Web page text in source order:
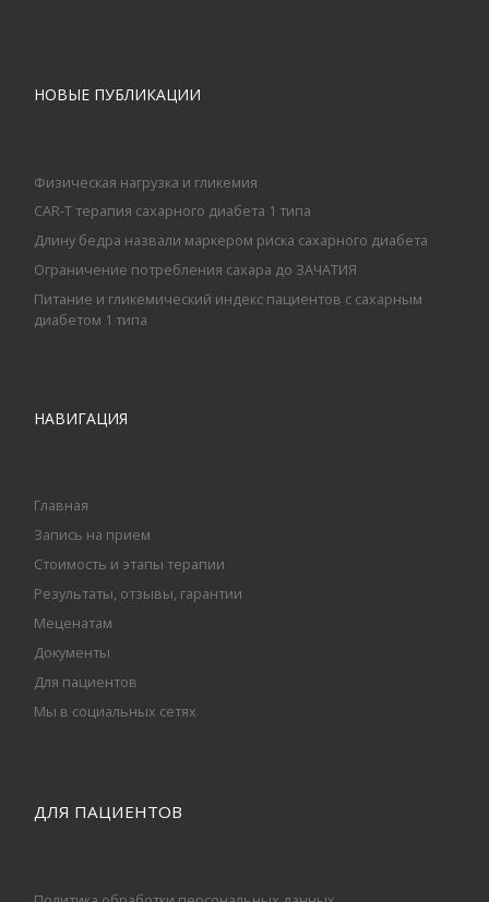
НОВЫЕ ПУБЛИКАЦИИ
Физическая нагрузка и гликемия
CAR-T терапия сахарного диабета 1 типа
Длину бедра назвали маркером риска сахарного диабета
Ограничение потребления сахара до ЗАЧАТИЯ
Питание и гликемический индекс пациентов с сахарным
диабетом 1 типа
НАВИГАЦИЯ
Главная
Запись на прием
Стоимость и этапы терапии
Результаты, отзывы, гарантии
Меценатам
Документы
Для пациентов
Мы в социальных сетях
ДЛЯ ПАЦИЕНТОВ